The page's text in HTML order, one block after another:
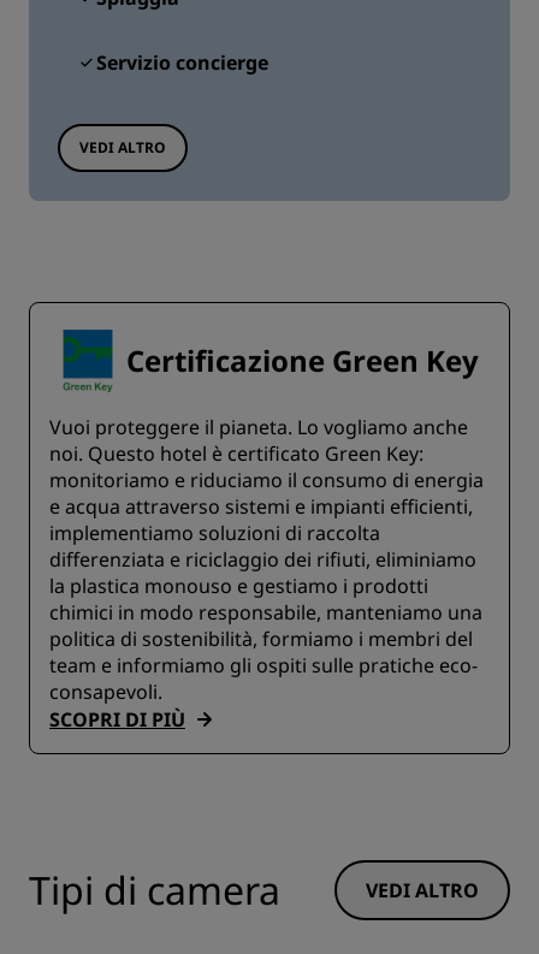
Servizio concierge
VEDI ALTRO
Certificazione Green Key
Vuoi proteggere il pianeta. Lo vogliamo anche
noi. Questo hotel è certificato Green Key:
monitoriamo e riduciamo il consumo di energia
e acqua attraverso sistemi e impianti efficienti,
implementiamo soluzioni di raccolta
differenziata e riciclaggio dei rifiuti, eliminiamo
la plastica monouso e gestiamo i prodotti
chimici in modo responsabile, manteniamo una
politica di sostenibilità, formiamo i membri del
team e informiamo gli ospiti sulle pratiche eco-
consapevoli.
SCOPRI DI PIÙ
Tipi di camera VEDI ALTRO